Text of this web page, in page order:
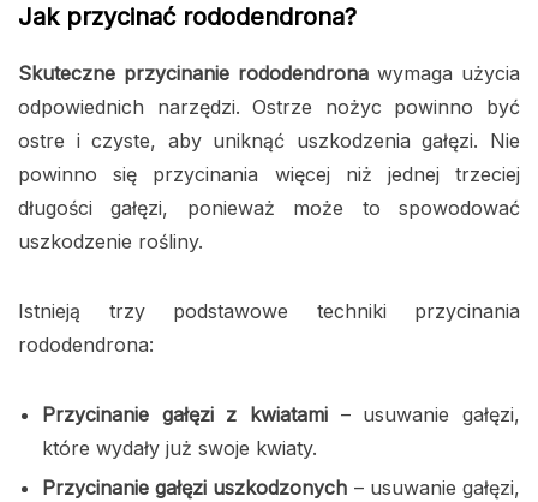
Jak przycinać rododendrona?
Skuteczne przycinanie rododendrona wymaga użycia
odpowiednich narzędzi. Ostrze nożyc powinno być
ostre i czyste, aby uniknąć uszkodzenia gałęzi. Nie
powinno się przycinania więcej niż jednej trzeciej
długości gałęzi, ponieważ może to spowodować
uszkodzenie rośliny.
Istnieją trzy podstawowe techniki przycinania
rododendrona:
Przycinanie gałęzi z kwiatami – usuwanie gałęzi,
które wydały już swoje kwiaty.
Przycinanie gałęzi uszkodzonych – usuwanie gałęzi,